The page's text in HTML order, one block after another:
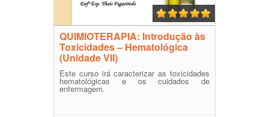
QUIMIOTERAPIA: Introdução às
Toxicidades – Hematológica
(Unidade VII)
Este curso irá caracterizar as toxicidades
hematológicas e os cuidados de
enfermagem.